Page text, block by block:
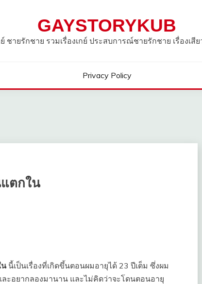
GAYSTORYKUB
ย์ ชายรักชาย รวมเรื่องเกย์ ประสบการณ์ชายรักชาย เรื่องเสี
Privacy Policy
แตกใน
นนี้เป็นเรื่องที่เกิดขึ้นตอนผมอายุได้ 23 ปีเต็ม ซึ่งผม
ะอยากลองมานาน และไม่คิดว่าจะโดนตอนอายุ